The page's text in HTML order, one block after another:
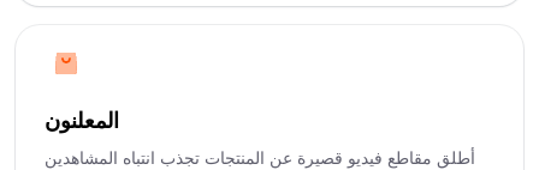
المعلنون
أطلق مقاطع فيديو قصيرة عن المنتجات تجذب انتباه المشاهدين